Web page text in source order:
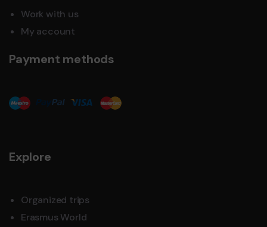
Work with us
My account
Payment methods
Explore
Organized trips
Erasmus World